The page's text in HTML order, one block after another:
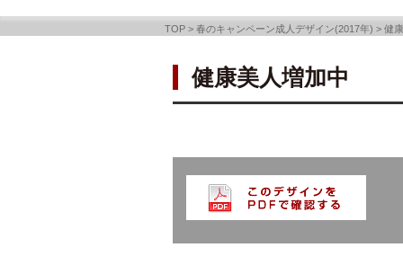
TOP >春のキャンペーン成人デザイン(2017年) >健
健康美人増加中